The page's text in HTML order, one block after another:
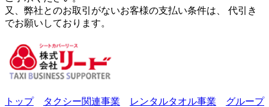
又、弊社とのお取引がないお客様の支払い条件は、 代引き
でお願いしております。
トップ タクシー関連事業 レンタルタオル事業
グループ